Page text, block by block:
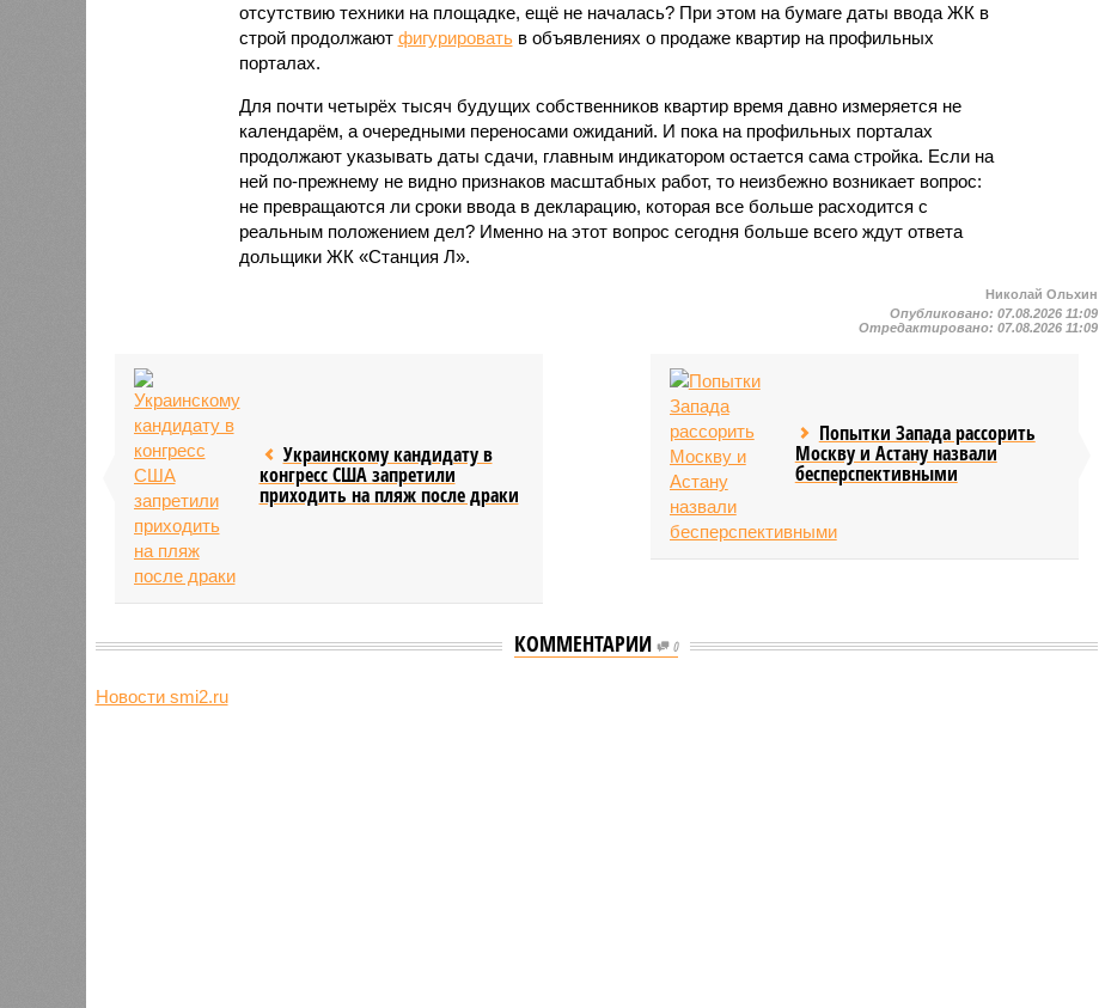
отсутствию техники на площадке, ещё не началась? При этом на бумаге даты ввода ЖК в
строй продолжают фигурироватьв объявлениях о продаже квартир на профильных
порталах.
Для почти четырёх тысяч будущих собственников квартир время давно измеряется не
календарём, а очередными переносами ожиданий. И пока на профильных порталах
продолжают указывать даты сдачи, главным индикатором остается сама стройка. Если на
ней по-прежнему не видно признаков масштабных работ, то неизбежно возникает вопрос:
не превращаются ли сроки ввода в декларацию, которая все больше расходится с
реальным положением дел? Именно на этот вопрос сегодня больше всего ждут ответа
дольщики ЖК «Станция Л».
Николай Ольхин
Опубликовано:07.08.2026 11:09
Отредактировано:07.08.2026 11:09
Украинскому кандидату в
конгресс США запретили
приходить на пляж после драки
Попытки Запада рассорить
Москву и Астану назвали
бесперспективными
КОММЕНТАРИИ 0
Новости smi2.ru